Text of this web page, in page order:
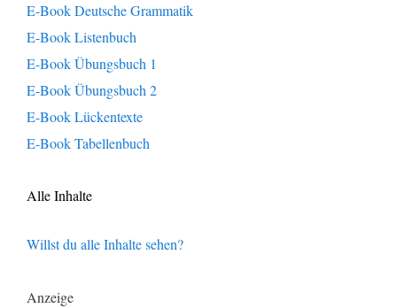
E-Book Deutsche Grammatik
E-Book Listenbuch
E-Book Übungsbuch 1
E-Book Übungsbuch 2
E-Book Lückentexte
E-Book Tabellenbuch
Alle Inhalte
Willst du alle Inhalte sehen?
Anzeige